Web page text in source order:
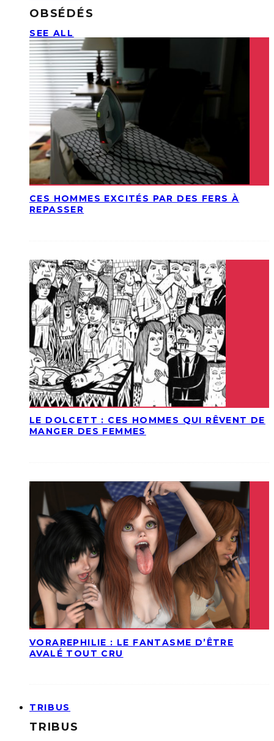
OBSÉDÉS
SEE ALL
CES HOMMES EXCITÉS PAR DES FERS À
REPASSER
LE DOLCETT : CES HOMMES QUI RÊVENT DE
MANGER DES FEMMES
VORAREPHILIE : LE FANTASME D’ÊTRE
AVALÉ TOUT CRU
TRIBUS
TRIBUS